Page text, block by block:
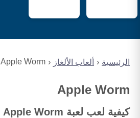
الرئيسية ألعاب الألغاز Apple Worm
Apple Worm
كيفية لعب لعبة Apple Worm